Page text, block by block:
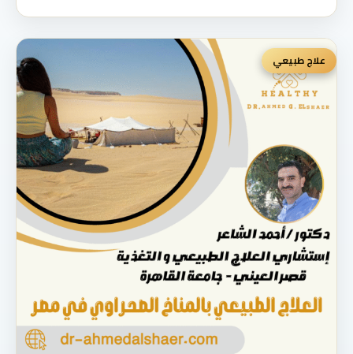
علاج طبيعي